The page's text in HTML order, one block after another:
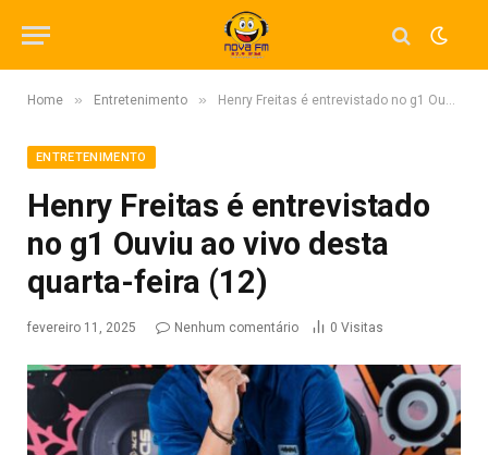
Home » Entretenimento » Henry Freitas é entrevistado no g1 Ouviu ao vivo desta quarta-feira (12)
ENTRETENIMENTO
Henry Freitas é entrevistado
no g1 Ouviu ao vivo desta
quarta-feira (12)
fevereiro 11, 2025 Nenhum comentário 0 Visitas